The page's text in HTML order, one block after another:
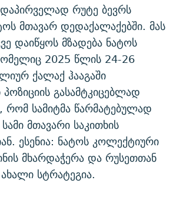
რუტე ბევრს
მთავარ დედაქალაქებში. მას
დაიწყოს მზადება ნატოს
2025 წლის 24-26
ქალაქ ჰააგაში
გასამტკიცებლად
რომ სამიტმა წარმატებულად
მთავარი საკითხის
ესენია: ნატოს კოლექტიური
მხარდაჭერა და რუსეთთან
სტრატეგია.